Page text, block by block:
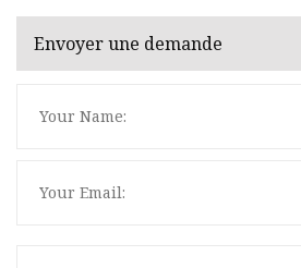
Envoyer une demande